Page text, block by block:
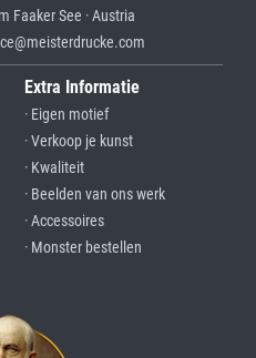
Faaker See · Austria
Extra Informatie
· Eigen motief
· Verkoop je kunst
· Kwaliteit
· Beelden van ons werk
· Accessoires
· Monster bestellen